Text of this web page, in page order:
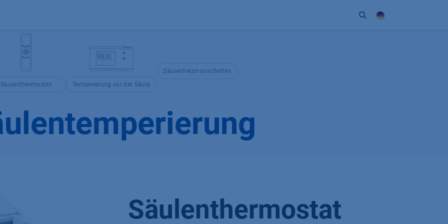
Säulenthermostat Temperierung vor der Säule
Säulenheizmanschetten
Säulenthermostat